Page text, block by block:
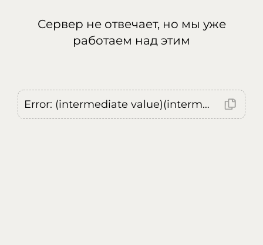
Сервер не отвечает, но мы уже
работаем над этим
Error: (intermediate value)(intermediate value)(intermediate value).replaceAll is not a function